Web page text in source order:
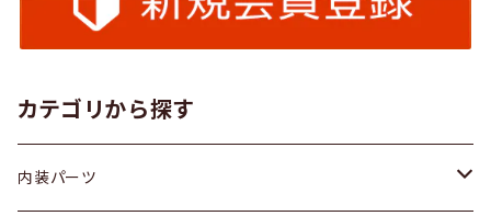
カテゴリから探す
内装パーツ